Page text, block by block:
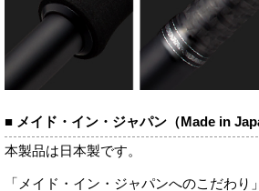
■ メイド・イン・ジャパン（Made in
本製品は日本製です。
「メイド・イン・ジャパンへのこだわり